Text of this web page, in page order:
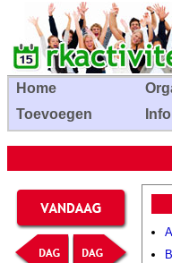
Home
Toevoegen
Info